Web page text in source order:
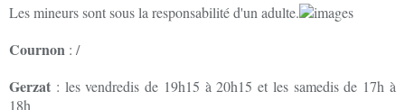
Les mineurs sont sous la responsabilité d'un adulte.
Cournon : /
Gerzat : les vendredis de 19h15 à 20h15 et les samedis de 17h à
18h